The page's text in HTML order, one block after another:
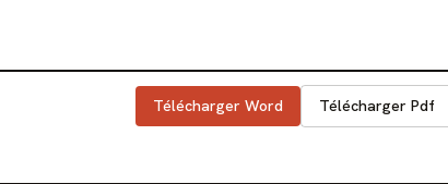
Télécharger Word Télécharger Pdf